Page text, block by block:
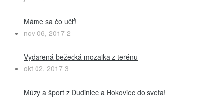
Máme sa čo učiť!
nov 06, 2017 2
Vydarená bežecká mozaika z terénu
okt 02, 2017 3
Múzy a šport z Dudiniec a Hokoviec do sveta!